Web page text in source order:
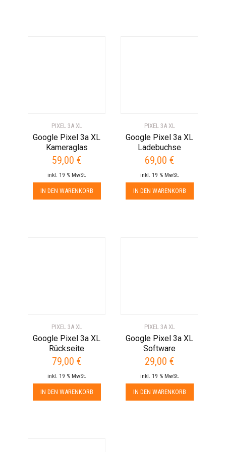
PIXEL 3A XL
Google Pixel 3a XL
Kameraglas
59,00 €
inkl. 19 % MwSt.
IN DEN WARENKORB
PIXEL 3A XL
Google Pixel 3a XL
Ladebuchse
69,00 €
inkl. 19 % MwSt.
IN DEN WARENKORB
PIXEL 3A XL
Google Pixel 3a XL
Rückseite
79,00 €
inkl. 19 % MwSt.
IN DEN WARENKORB
PIXEL 3A XL
Google Pixel 3a XL
Software
29,00 €
inkl. 19 % MwSt.
IN DEN WARENKORB